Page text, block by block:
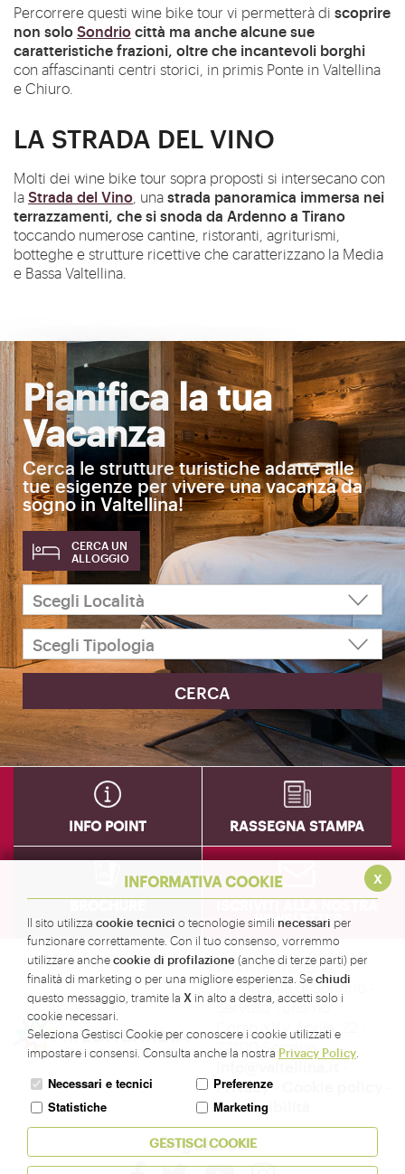
x
INFORMATIVA COOKIE
Il sito utilizza cookie tecnici o tecnologie simili necessari per
funzionare correttamente. Con il tuo consenso, vorremmo
utilizzare anchecookie di profilazione (anche di terze parti) per
finalità di marketing o per una migliore esperienza. Sechiudi
questo messaggio, tramite la X in alto a destra, accetti solo i
cookie necessari.
Seleziona Gestisci Cookie per conoscere i cookie utilizzati e
impostare i consensi. Consulta anche la nostra Privacy Policy
Necessari e tecnici
Preferenze
Statistiche
Marketing
GESTISCI COOKIE
Percorrere questi wine bike tour vi permetterà di scoprire
non soloSondriocittà ma anche alcune sue
caratteristiche frazioni, oltre che incantevoli borghi
con affascinanti centri storici, in primis Ponte in Valtellina
e Chiuro.
LA STRADA DEL VINO
Molti dei wine bike tour sopra proposti si intersecano con
laStrada del Vino , unastrada panoramica immersa nei
terrazzamenti, che si snoda da Ardenno a Tirano
toccando numerose cantine, ristoranti, agriturismi,
botteghe e strutture ricettive che caratterizzano la Media
e Bassa Valtellina.
Pianifica la tua
Vacanza
Cerca le strutture turistiche adatte alle
tue esigenze per vivere una vacanza da
sogno in Valtellina!
CERCA UN
ALLOGGIO
INFO POINT RASSEGNA STAMPA
BROCHURE ISCRIVITI ALLA NOSTRA
NEWSLETTER
Amministrazione
Provinciale di Sondrio -
Servizio Turismo
Corso XXV Aprile, 22 -
23100 Sondrio -
info@valtellina.it-
Privacy-
Accessibilità
Seguici su